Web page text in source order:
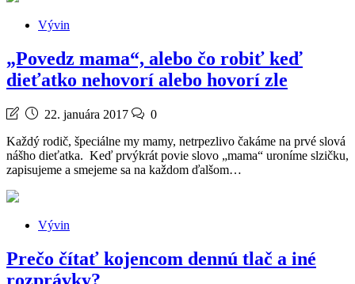
Vývin
„Povedz mama“, alebo čo robiť keď
dieťatko nehovorí alebo hovorí zle
22. januára 2017
0
Každý rodič, špeciálne my mamy, netrpezlivo čakáme na prvé slová
nášho dieťatka. Keď prvýkrát povie slovo „mama“ uroníme slzičku,
zapisujeme a smejeme sa na každom ďalšom…
Vývin
Prečo čítať kojencom dennú tlač a iné
rozprávky?